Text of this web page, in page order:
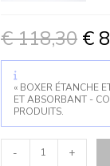
€118,30 €
« BOXER ÉTANCHE
ET ABSORBANT -
PRODUITS.
- +